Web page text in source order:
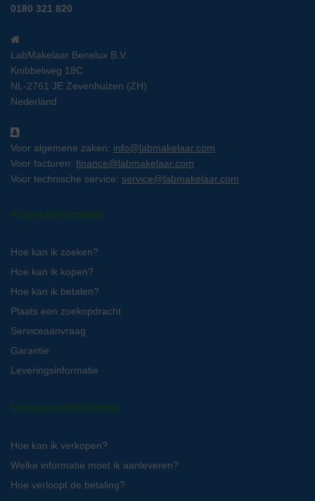
0180 321 820
LabMakelaar Benelux B.V.
Knibbelweg 18C
NL-2761 JE Zevenhuizen (ZH)
Nederland
Voor algemene zaken: info@labmakelaar.com
Voor facturen: finance@labmakelaar.com
Voor technische service: service@labmakelaar.com
Kopersinformatie
Hoe kan ik zoeken?
Hoe kan ik kopen?
Hoe kan ik betalen?
Plaats een zoekopdracht
Serviceaanvraag
Garantie
Leveringsinformatie
Verkopersinformatie
Hoe kan ik verkopen?
Welke informatie moet ik aanleveren?
Hoe verloopt de betaling?